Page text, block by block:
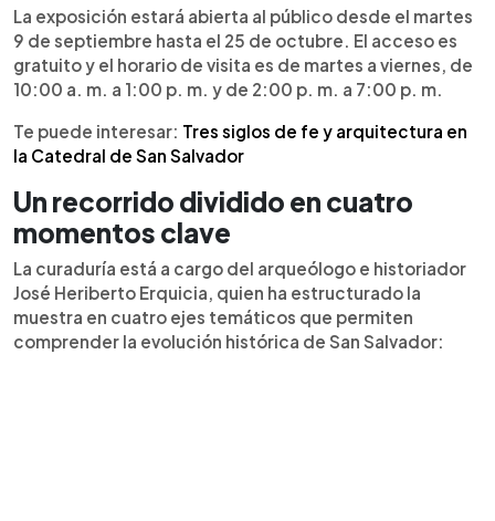
audiovisuales y obras de arte. El recorrido se
organiza en cuatro ejes: fundación, época
colonial, independencia y modernización. La
exposición estará abierta hasta el 25 de octubre,
con entrada gratuita y un ciclo de charlas y
recorridos guiados como actividades
complementarias.
La exposición estará abierta al público desde el martes
9 de septiembre hasta el 25 de octubre. El acceso es
gratuito y el horario de visita es de martes a viernes, de
10:00 a. m. a 1:00 p. m. y de 2:00 p. m. a 7:00 p. m.
Te puede interesar: Tres siglos de fe y arquitectura en
la Catedral de San Salvador
Un recorrido dividido en cuatro
momentos clave
La curaduría está a cargo del arqueólogo e historiador
José Heriberto Erquicia, quien ha estructurado la
muestra en cuatro ejes temáticos que permiten
comprender la evolución histórica de San Salvador: